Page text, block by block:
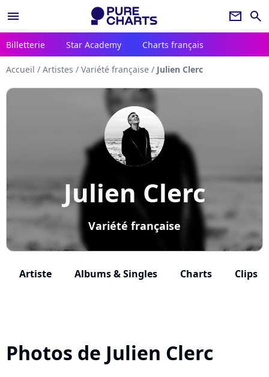
menu newsletter search
Billetterie Star Academy Charts français
Accueil / Artistes / Variété française / Julien Clerc
Julien Clerc
Variété française
Artiste Albums & Singles Charts Clips
Photos de Julien Clerc